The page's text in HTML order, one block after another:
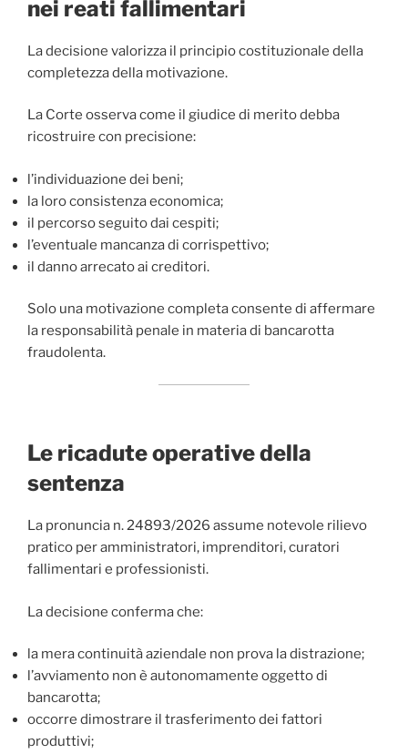
nei reati fallimentari
La decisione valorizza il principio costituzionale della
completezza della motivazione.
La Corte osserva come il giudice di merito debba
ricostruire con precisione:
l’individuazione dei beni;
la loro consistenza economica;
il percorso seguito dai cespiti;
l’eventuale mancanza di corrispettivo;
il danno arrecato ai creditori.
Solo una motivazione completa consente di affermare
la responsabilità penale in materia di bancarotta
fraudolenta.
Le ricadute operative della
sentenza
La pronuncia n. 24893/2026 assume notevole rilievo
pratico per amministratori, imprenditori, curatori
fallimentari e professionisti.
La decisione conferma che:
la mera continuità aziendale non prova la distrazione;
l’avviamento non è autonomamente oggetto di
bancarotta;
occorre dimostrare il trasferimento dei fattori
produttivi;